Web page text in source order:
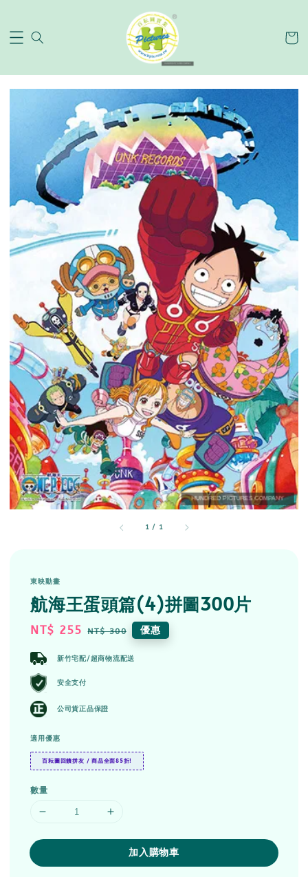
1 / 1
東映動畫
航海王蛋頭篇(4)拼圖300片
Sale
NT$ 255 Regular
NT$ 300 優惠
新竹宅配/超商物流配送
安全支付
公司貨正品保證
適用優惠
百耘圖回饋拼友 / 商品全面85折!
數量
加入購物車